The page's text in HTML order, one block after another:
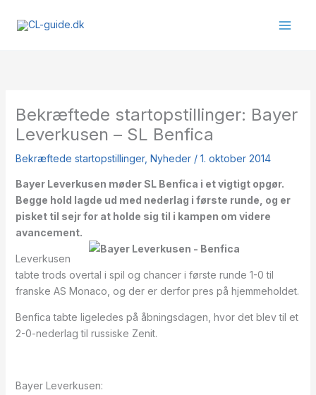
Bekræftede startopstillinger: Bayer
Leverkusen – SL Benfica
Bekræftede startopstillinger, Nyheder/ 1. oktober 2014
Bayer Leverkusen møder SL Benfica i et vigtigt opgør.
Begge hold lagde ud med nederlag i første runde, og er
pisket til sejr for at holde sig til i kampen om videre
avancement.
Leverkusen
tabte trods overtal i spil og chancer i første runde 1-0 til
franske AS Monaco, og der er derfor pres på hjemmeholdet.
Benfica tabte ligeledes på åbningsdagen, hvor det blev til et
2-0-nederlag til russiske Zenit.
Bayer Leverkusen: